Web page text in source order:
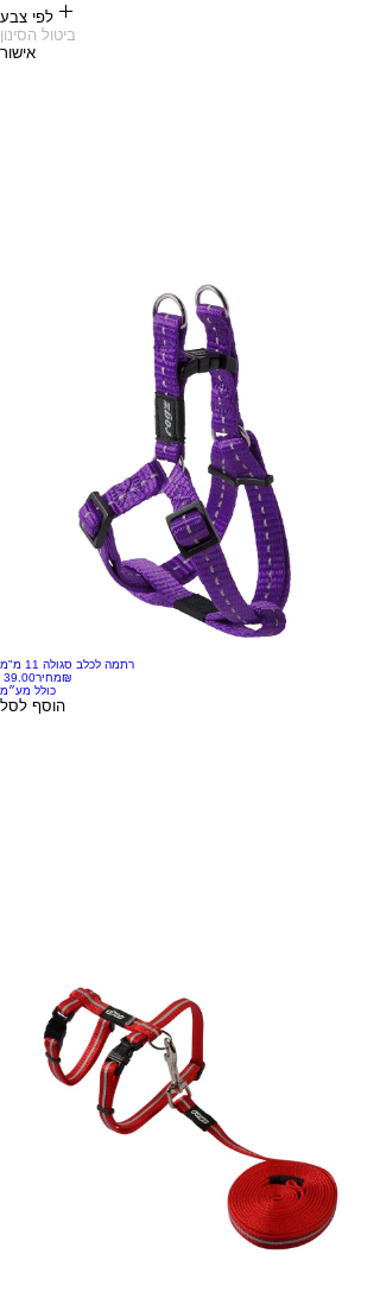
לפי צבע
שחור
ביטול הסינון
אישור
רתמה לכלב סגולה 11 מ"מ
מחיר‏39.00 ‏₪
כולל מע״מ
הוסף לסל